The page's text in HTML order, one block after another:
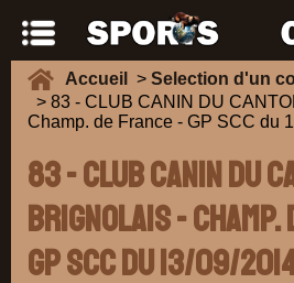
Accueil > Selection d'un
> 83 - CLUB CANIN DU
Champ. de France - GP SCC du
83 - CLUB CANIN DU
BRIGNOLAIS -
GP SCC du 13/09/